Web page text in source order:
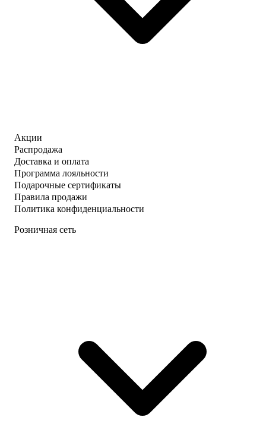
Акции
Распродажа
Доставка и оплата
Программа лояльности
Подарочные сертификаты
Правила продажи
Политика конфиденциальности
Розничная сеть